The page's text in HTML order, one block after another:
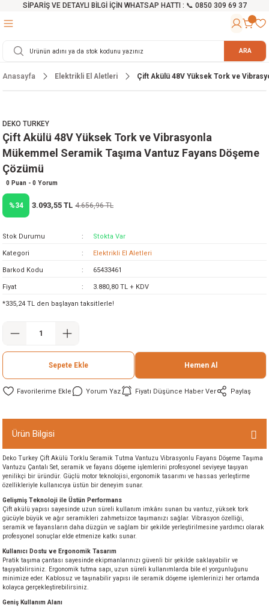
SİPARİŞ VE DETAYLI BİLGİ İÇİN WHATSAP HATTI : 📞 0850 309 69 37
Testereler
Makinesi
Testereler
Cihazları
Mikser
ve Arabalar
Malzemeleri ARA
Anasayfa Elektrikli El Aletleri Çift Akülü 48V Yüksek Tork ve
DEKO TURKEY
Çift Akülü 48V Yüksek Tork ve Vibrasyonla
Mükemmel Seramik Taşıma Vantuz Fayans Döşeme
Çözümü
0 Puan - 0 Yorum
%34 3.093,55 TL 4.656,96 TL
Stok Durumu Stokta Var
Kategori Elektrikli El Aletleri
Barkod Kodu 65433461
Fiyat 3.880,80 TL + KDV
*335,24 TL den başlayan taksitlerle!
Sepete Ekle Hemen Al
Yorum Yaz Fiyatı Düşünce Haber Ver Paylaş
Ürün Bilgisi
Deko Turkey Çift Akülü Torklu Seramik Tutma Vantuzu Vibrasyonlu Fayans Döşeme Taşıma
Vantuzu Çantalı Set, seramik ve fayans döşeme işlemlerini profesyonel seviyeye taşıyan
yenilikçi bir üründür. Güçlü motor teknolojisi, ergonomik tasarımı ve hassas yerleştirme
özellikleriyle kullanıcıya üstün bir deneyim sunar.
Gelişmiş Teknoloji ile Üstün Performans
Çift akülü yapısı sayesinde uzun süreli kullanım imkânı sunan bu vantuz, yüksek tork
gücüyle büyük ve ağır seramikleri zahmetsizce taşımanızı sağlar. Vibrasyon özelliği,
seramik ve fayansların daha düzgün ve sağlam bir şekilde yerleştirilmesine yardımcı olarak
profesyonel sonuçlar elde etmenize katkı sunar.
Kullanıcı Dostu ve Ergonomik Tasarım
Pratik taşıma çantası sayesinde ekipmanlarınızı güvenli bir şekilde saklayabilir ve
taşıyabilirsiniz. Ergonomik tutma sapı, uzun süreli kullanımlarda bile el yorgunluğunu
minimize eder. Kablosuz ve taşınabilir yapısı ile seramik döşeme işlemlerinizi her ortamda
kolayca gerçekleştirebilirsiniz.
Geniş Kullanım Alanı